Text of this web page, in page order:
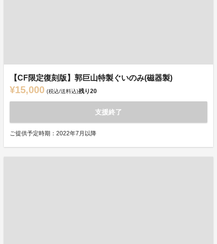
【CF限定復刻版】郭巨山特製ぐいのみ(磁器製)
¥15,000 (税込/送料込)残り20
支援終了
ご提供予定時期：2022年7月以降